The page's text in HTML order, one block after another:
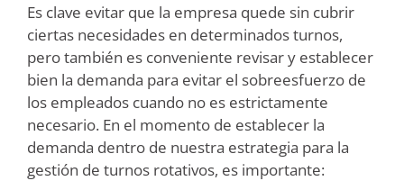
Es clave evitar que la empresa quede sin cubrir
ciertas necesidades en determinados turnos,
pero también es conveniente revisar y establecer
bien la demanda para evitar el sobreesfuerzo de
los empleados cuando no es estrictamente
necesario. En el momento de establecer la
demanda dentro de nuestra estrategia para la
gestión de turnos rotativos, es importante: